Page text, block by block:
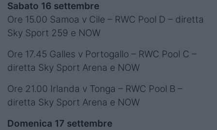
Sabato 16 settembre
Ore 15.00 Samoa v Cile – RWC Pool D – diretta
Sky Sport 259 e NOW
Ore 17.45 Galles v Portogallo – RWC Pool C –
diretta Sky Sport Arena e NOW
Ore 21.00 Irlanda v Tonga – RWC Pool B –
diretta Sky Sport Arena e NOW
Domenica 17 settembre